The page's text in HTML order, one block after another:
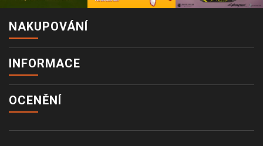
NAKUPOVÁNÍ
INFORMACE
OCENĚNÍ